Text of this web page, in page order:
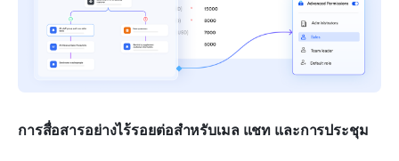
การสื่อสารอย่างไร้รอยต่อสำหรับเมล แชท และการประชุม